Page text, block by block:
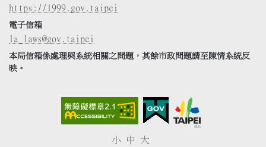
https://1999.gov.taipei
電子信箱
la_laws@gov.taipei
本局信箱係處理與系統相關之問題，其餘市政問題請至陳情系統反
映。
小 中 大